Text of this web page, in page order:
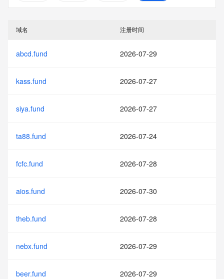
域名 注册时间
abcd.fund 2026-07-29
kass.fund 2026-07-27
siya.fund 2026-07-27
ta88.fund 2026-07-24
fcfc.fund 2026-07-28
aios.fund 2026-07-30
theb.fund 2026-07-28
nebx.fund 2026-07-29
beer.fund 2026-07-29